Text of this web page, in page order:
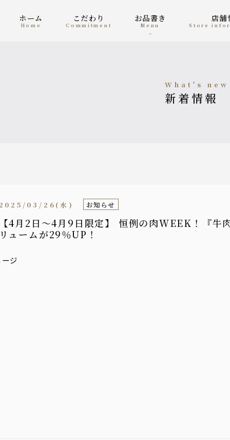
ホーム
home
こだわり
Commitment
お品書き
menu
店
Store
what's new
新着情報
4月2日〜4月9日限定】 恒例の肉WEEK！『牛
ュームが29％UP！
03/26(水) お知らせ